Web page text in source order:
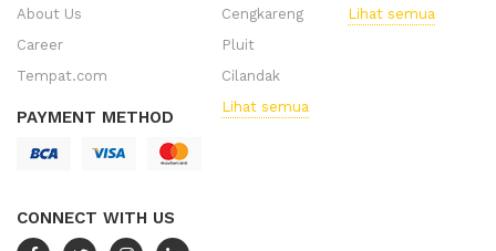
About Us
Career
Tempat.com
PAYMENT METHOD
CONNECT WITH US
Cengkareng
Pluit
Cilandak
Lihat semua
Lihat semua